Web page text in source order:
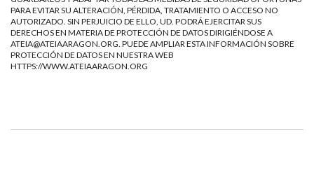
PARA EVITAR SU ALTERACIÓN, PÉRDIDA, TRATAMIENTO O ACCESO NO
AUTORIZADO. SIN PERJUICIO DE ELLO, UD. PODRÁ EJERCITAR SUS
DERECHOS EN MATERIA DE PROTECCIÓN DE DATOS DIRIGIÉNDOSE A
ATEIA@ATEIAARAGON.ORG. PUEDE AMPLIAR ESTA INFORMACIÓN SOBRE
PROTECCIÓN DE DATOS EN NUESTRA WEB
HTTPS://WWW.ATEIAARAGON.ORG